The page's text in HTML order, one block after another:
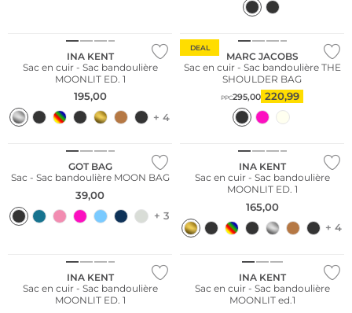
INA KENT
Sac en cuir - Sac bandoulière
MOONLIT ED. 1
195,00
+ 4
DEAL
MARC JACOBS
Sac en cuir - Sac bandoulière THE
SHOULDER BAG
PPC295,00 220,99
Durable
GOT BAG
Sac - Sac bandoulière MOON BAG
39,00
+ 3
Nous ♡ Autriche
INA KENT
Sac en cuir - Sac bandoulière
MOONLIT ED. 1
165,00
+ 4
INA KENT
Sac en cuir - Sac bandoulière
MOONLIT ED. 1
Nous ♡ Autriche
INA KENT
Sac en cuir - Sac bandoulière
MOONLIT ed.1